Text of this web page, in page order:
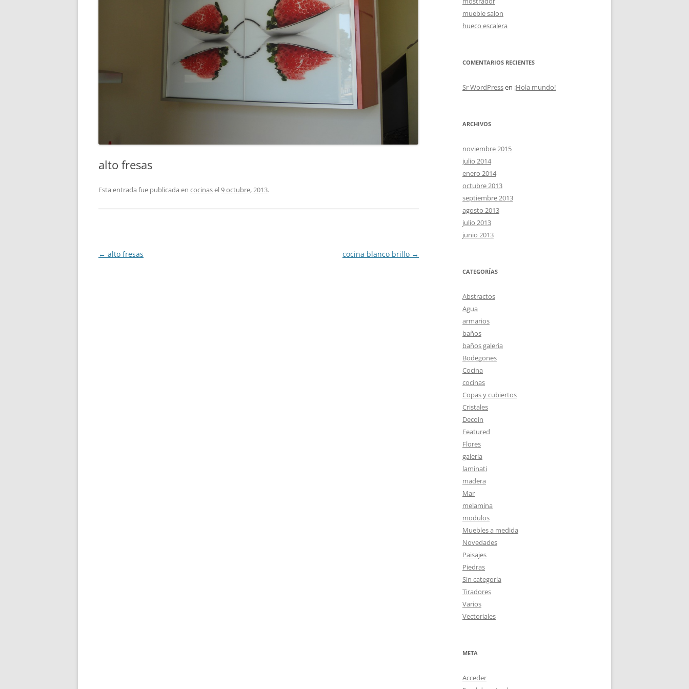
VARIOS
alto fresas
Esta entrada fue publicada en cocinasel9 octubre, 2013.
Navegación
← alto fresas cocina blanco brillo →
mueble salon
hueco escalera
COMENTARIOS RECIENTES
Sr WordPressen ¡Hola mundo!
ARCHIVOS
noviembre 2015
julio 2014
enero 2014
octubre 2013
septiembre 2013
agosto 2013
julio 2013
junio 2013
CATEGORÍAS
Abstractos
Agua
armarios
baños
baños galeria
Bodegones
Cocina
cocinas
Copas y cubiertos
Cristales
Decoin
Featured
Flores
galeria
laminati
madera
Mar
melamina
modulos
Muebles a medida
Novedades
Paisajes
Piedras
Sin categoría
Tiradores
Varios
Vectoriales
META
Acceder